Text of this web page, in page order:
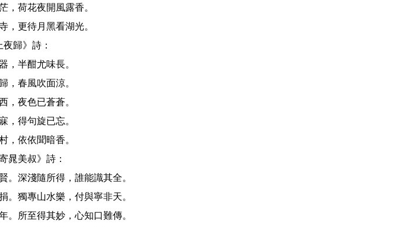
荷花夜開風露香。
更待月黑看湖光。
歸》詩：
半酣尤味長。
春風吹面涼。
夜色已蒼蒼。
得句旋已忘。
依依聞暗香。
晁美叔》詩：
深淺隨所得，誰能識其全。
獨專山水樂，付與寧非天。
所至得其妙，心知口難傳。